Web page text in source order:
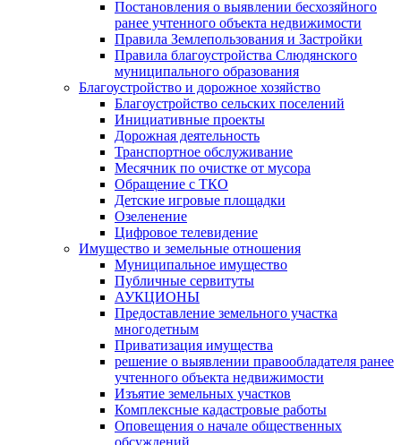
Постановления о выявлении бесхозяйного
ранее учтенного объекта недвижимости
Правила Землепользования и Застройки
Правила благоустройства Слюдянского
муниципального образования
Благоустройство и дорожное хозяйство
Благоустройство сельских поселений
Инициативные проекты
Дорожная деятельность
Транспортное обслуживание
Месячник по очистке от мусора
Обращение с ТКО
Детские игровые площадки
Озеленение
Цифровое телевидение
Имущество и земельные отношения
Муниципальное имущество
Публичные сервитуты
АУКЦИОНЫ
Предоставление земельного участка
многодетным
Приватизация имущества
решение о выявлении правообладателя ранее
учтенного объекта недвижимости
Изъятие земельных участков
Комплексные кадастровые работы
Оповещения о начале общественных